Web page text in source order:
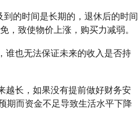
的时间是长期的，退休后的时间
，致使物价上涨，购买力减弱。
谁也无法保证未来的收入是否持
越长，如果没有提前做好财务安
期而资金不足导致生活水平下降